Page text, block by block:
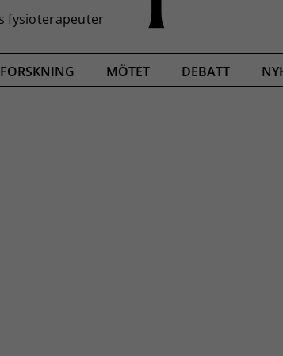
FORSKNING MÖTET DEBATT